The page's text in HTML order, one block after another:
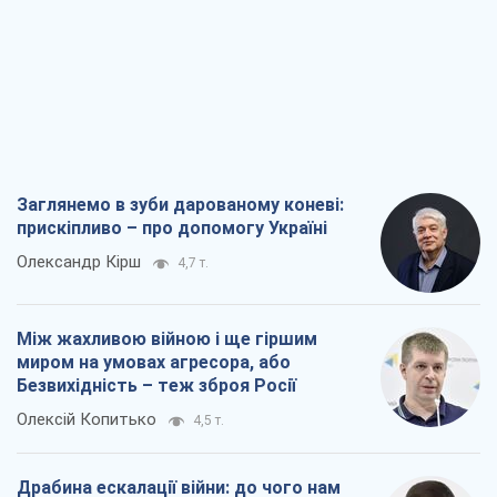
Заглянемо в зуби дарованому коневі:
прискіпливо – про допомогу Україні
Олександр Кірш 4,7 т.
Між жахливою війною і ще гіршим
миром на умовах агресора, або
Безвихідність – теж зброя Росії
Олексій Копитько 4,5 т.
Драбина ескалації війни: до чого нам